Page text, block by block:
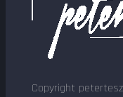
Copyright